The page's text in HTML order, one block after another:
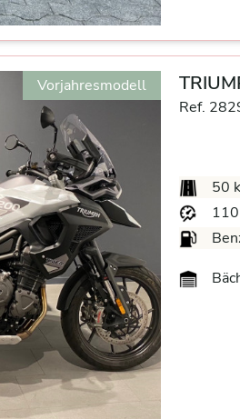
Vorjahresmodell
Ref.
50